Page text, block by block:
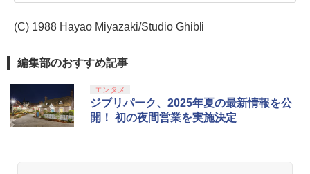
(C) 1988 Hayao Miyazaki/Studio Ghibli
編集部のおすすめ記事
エンタメ
ジブリパーク、2025年夏の最新情報を公
開！ 初の夜間営業を実施決定